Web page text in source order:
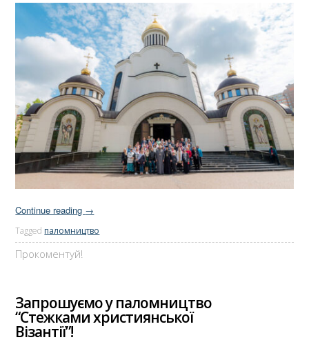
Continue reading →
Tagged паломництво
Прокоментуй!
Запрошуємо у паломництво
“Стежками християнської
Візантії”!